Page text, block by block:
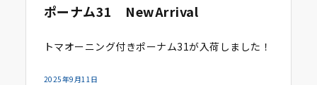
ポーナム31 NewArrival
トマオーニング付きポーナム31が入荷しました！
2025年9月11日